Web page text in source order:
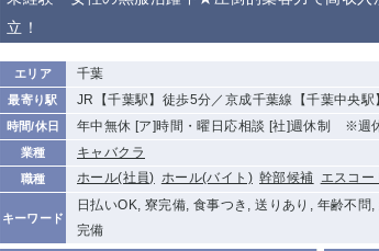
立！
エリア 千葉
最寄り駅 JR【千葉駅】徒歩5分／京成千葉線【千葉中央
時間/休日 年中無休 [ア]時間・曜日応相談 [社]週休制 ※
業種 キャバクラ
職種 ホール(社員) ホール(バイト) 幹部候補 エスコー
キーワード
日払いOK, 寮完備, 食事つき, 送りあり, 年齢不
完備
①歌舞伎町 ②
新宿
①銀座 ②新橋 錦糸町(南口)
①東武練馬 ②
成増・板橋 ③
大山 ②池袋
下赤塚
浅草 新小岩
湯島 久米川
五井